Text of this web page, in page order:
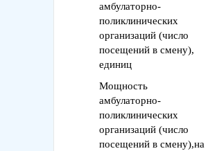
амбулаторно-
поликлинических
организаций (число
посещений в смену),
единиц
Мощность
амбулаторно-
поликлинических
организаций (число
посещений в смену),на